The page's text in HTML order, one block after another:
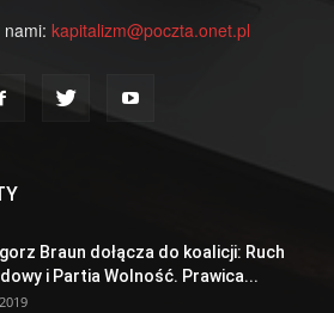
kapitalizm@poczta.onet.pl
Braun dołącza do koalicji: Ruch
i Partia Wolność. Prawica...